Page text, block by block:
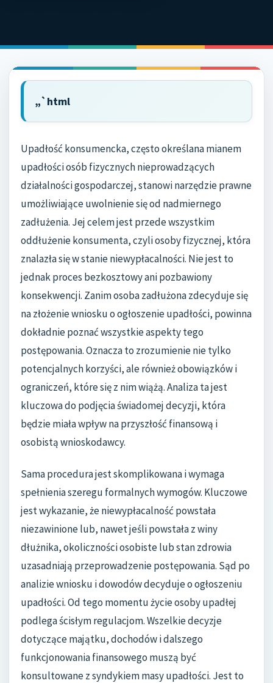
„`html
Upadłość konsumencka, często określana mianem
upadłości osób fizycznych nieprowadzących
działalności gospodarczej, stanowi narzędzie prawne
umożliwiające uwolnienie się od nadmiernego
zadłużenia. Jej celem jest przede wszystkim
oddłużenie konsumenta, czyli osoby fizycznej, która
znalazła się w stanie niewypłacalności. Nie jest to
jednak proces bezkosztowy ani pozbawiony
konsekwencji. Zanim osoba zadłużona zdecyduje się
na złożenie wniosku o ogłoszenie upadłości, powinna
dokładnie poznać wszystkie aspekty tego
postępowania. Oznacza to zrozumienie nie tylko
potencjalnych korzyści, ale również obowiązków i
ograniczeń, które się z nim wiążą. Analiza ta jest
kluczowa do podjęcia świadomej decyzji, która
będzie miała wpływ na przyszłość finansową i
osobistą wnioskodawcy.
Sama procedura jest skomplikowana i wymaga
spełnienia szeregu formalnych wymogów. Kluczowe
jest wykazanie, że niewypłacalność powstała
niezawinione lub, nawet jeśli powstała z winy
dłużnika, okoliczności osobiste lub stan zdrowia
uzasadniają przeprowadzenie postępowania. Sąd po
analizie wniosku i dowodów decyduje o ogłoszeniu
upadłości. Od tego momentu życie osoby upadłej
podlega ścisłym regulacjom. Wszelkie decyzje
dotyczące majątku, dochodów i dalszego
funkcjonowania finansowego muszą być
konsultowane z syndykiem masy upadłości. Jest to